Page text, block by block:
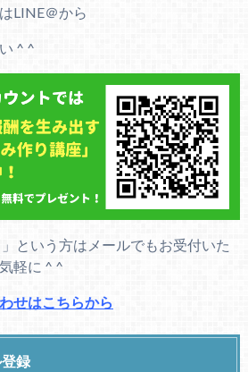
LINE＠から
^ ^
」という方はメールでもお受付いた
軽に ^ ^
せはこちらから
録